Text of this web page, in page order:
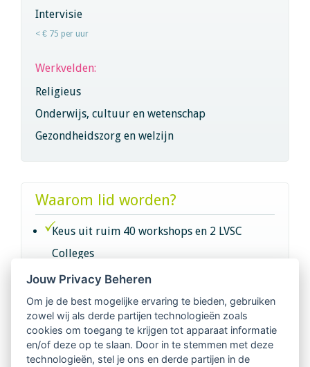
Intervisie
< € 75 per uur
Werkvelden:
Religieus
Onderwijs, cultuur en wetenschap
Gezondheidszorg en welzijn
Waarom lid worden?
Keus uit ruim 40 workshops en 2 LVSC
Colleges
Intervisie met geregistreerde vakgenoten
Netwerk van 2100 professionals in 14
regio's
Jouw Privacy Beheren
Om je de best mogelijke ervaring te bieden, gebruiken
zowel wij als derde partijen technologieën zoals
cookies om toegang te krijgen tot apparaat informatie
en/of deze op te slaan. Door in te stemmen met deze
technologieën, stel je ons en derde partijen in de